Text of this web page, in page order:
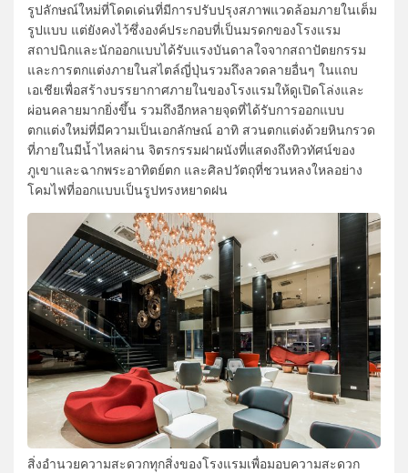
รูปลักษณ์ใหม่ที่โดดเด่นที่มีการปรับปรุงสภาพแวดล้อมภายในเต็ม
รูปแบบ แต่ยังคงไว้ซึ่งองค์ประกอบที่เป็นมรดกของโรงแรม
สถาปนิกและนักออกแบบได้รับแรงบันดาลใจจากสถาปัตยกรรม
และการตกแต่งภายในสไตล์ญี่ปุ่นรวมถึงลวดลายอื่นๆ ในแถบ
เอเชียเพื่อสร้างบรรยากาศภายในของโรงแรมให้ดูเปิดโล่งและ
ผ่อนคลายมากยิ่งขึ้น รวมถึงอีกหลายจุดที่ได้รับการออกแบบ
ตกแต่งใหม่ที่มีความเป็นเอกลักษณ์ อาทิ สวนตกแต่งด้วยหินกรวด
ที่ภายในมีน้ำไหลผ่าน จิตรกรรมฝาผนังที่แสดงถึงทิวทัศน์ของ
ภูเขาและฉากพระอาทิตย์ตก และศิลปวัตถุที่ชวนหลงใหลอย่าง
โคมไฟที่ออกแบบเป็นรูปทรงหยาดฝน
สิ่งอำนวยความสะดวกทุกสิ่งของโรงแรมเพื่อมอบความสะดวก